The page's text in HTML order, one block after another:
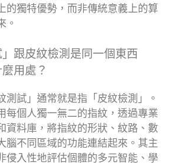
的獨特優勢，而非傳統意義上的算
。
」跟皮紋檢測是同一個東西
用處？
測試」通常就是指「皮紋檢測」。
每個人獨一無二的指紋，透過專業
資料庫，將指紋的形狀、紋路、數
腦不同區域的功能連結起來。其主
侵入性地評估個體的多元智能、學